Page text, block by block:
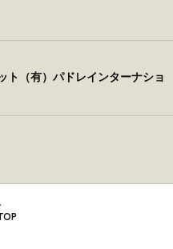
ト（有）パドレインターナショ